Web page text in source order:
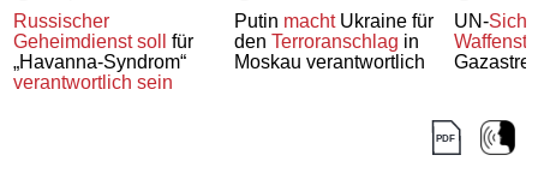
Russischer
Geheimdienst soll
für
„Havanna-Syndrom“
verantwortlich sein
Putin machtUkraine für
den Terroranschlag in
Moskau verantwortlich
UN-